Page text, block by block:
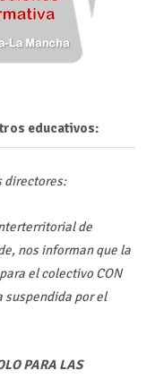
educativos:
directores:
de
nos informan que la
el colectivo CON
suspendida por el
PARA LAS